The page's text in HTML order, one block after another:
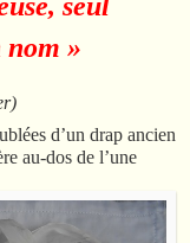
nom »
d’un drap ancien
au-dos de l’une